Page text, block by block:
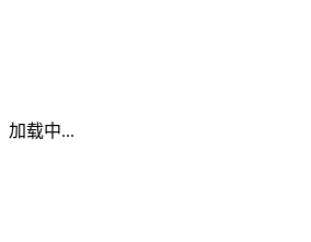
加载中...